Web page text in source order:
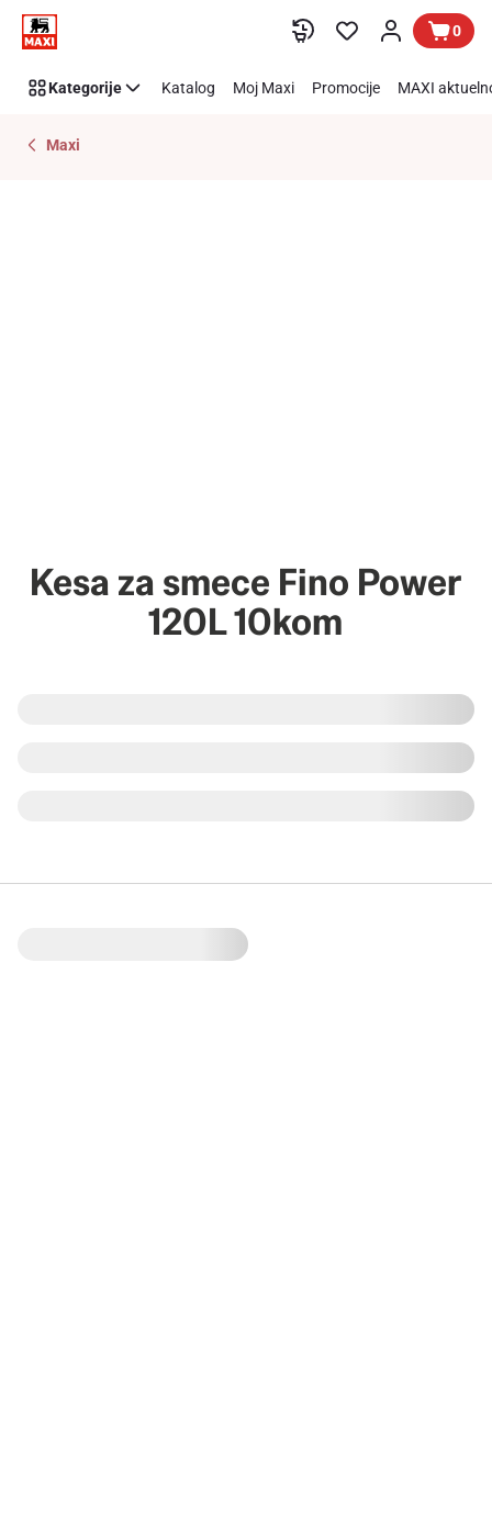
Preskoči link 0
Kategorije Katalog Moj Maxi Promocije MAXI
Maxi
Kesa za smece Fino Power
120L 10kom